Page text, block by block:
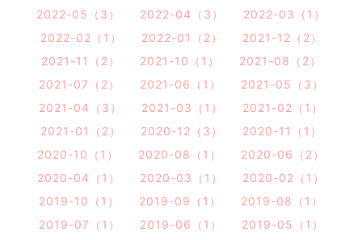
2022-05（3）
2022-04（3）
2022-03（1）
2022-02（1）
2022-01（2）
2021-12（2）
2021-11（2）
2021-10（1）
2021-08（2）
2021-07（2）
2021-06（1）
2021-05（3）
2021-04（3）
2021-03（1）
2021-02（1）
2021-01（2）
2020-12（3）
2020-11（1）
2020-10（1）
2020-08（1）
2020-06（2）
2020-04（1）
2020-03（1）
2020-02（1）
2019-10（1）
2019-09（1）
2019-08（1）
2019-07（1）
2019-06（1）
2019-05（1）